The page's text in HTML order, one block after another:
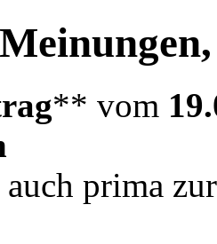
** vom
auch prima